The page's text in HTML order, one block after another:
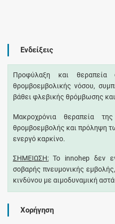
Ενδείξεις
Προφύλαξη και θεραπεία
θρομβοεμβολικής νόσου,
βάθει φλεβικής θρόμβωσης
Μακροχρόνια θεραπεία
θρομβοεμβολής και πρόληψη
ενεργό καρκίνο.
ΣΗΜΕΙΩΣΗ:Το innohep δεν
σοβαρής πνευμονικής
κινδύνου με αιμοδυναμική
Χορήγηση